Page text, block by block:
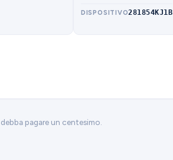
DISPOSITIVO281854KJ1B
pagare un centesimo.